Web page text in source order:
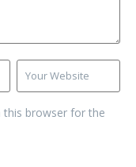
this browser for the